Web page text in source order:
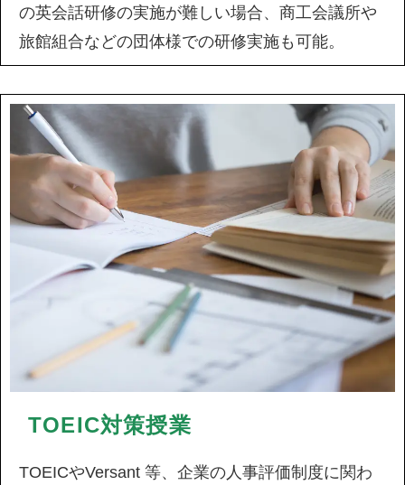
の英会話研修の実施が難しい場合、商工会議所や
旅館組合などの団体様での研修実施も可能。
TOEIC対策授業
TOEICやVersant 等、企業の人事評価制度に関わ